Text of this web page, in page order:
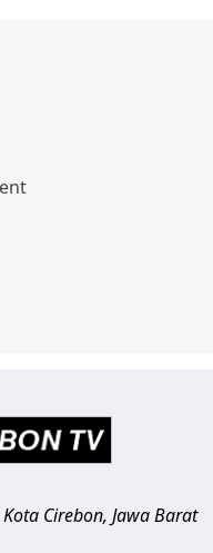
Kota Cirebon, Jawa Barat